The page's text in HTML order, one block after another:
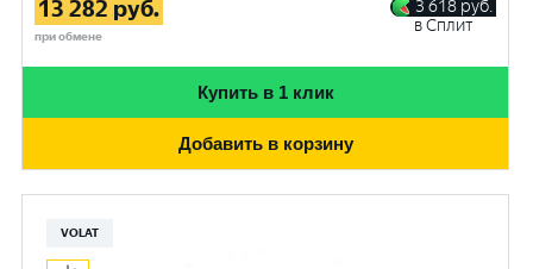
13 282 руб.
при обмене
3 618 руб.
в Сплит
Купить в 1 клик
Добавить в корзину
VOLAT